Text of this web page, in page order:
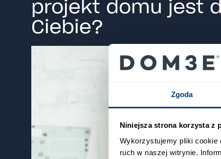
Zgoda
Niniejsza strona korzysta z
Wykorzystujemy pliki cookie
ruch w naszej witrynie.
projekt domu jest
Ciebie?